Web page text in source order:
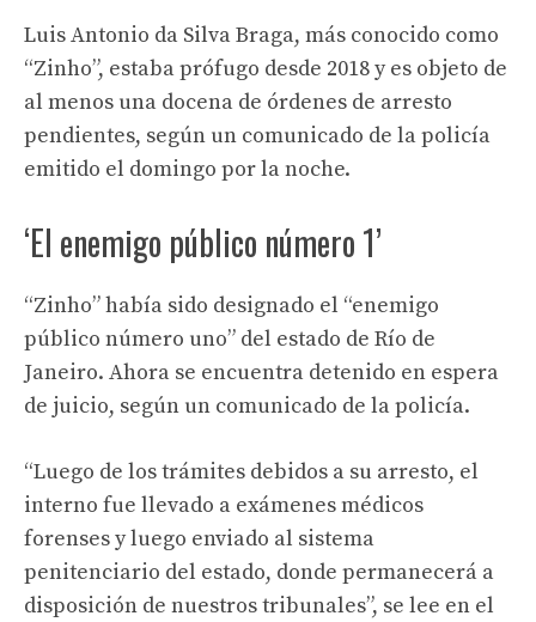
Luis Antonio da Silva Braga, más conocido como
“Zinho”, estaba prófugo desde 2018 y es objeto de
al menos una docena de órdenes de arresto
pendientes, según un comunicado de la policía
emitido el domingo por la noche.
‘El enemigo público número 1’
“Zinho” había sido designado el “enemigo
público número uno” del estado de Río de
Janeiro. Ahora se encuentra detenido en espera
de juicio, según un comunicado de la policía.
“Luego de los trámites debidos a su arresto, el
interno fue llevado a exámenes médicos
forenses y luego enviado al sistema
penitenciario del estado, donde permanecerá a
disposición de nuestros tribunales”, se lee en el